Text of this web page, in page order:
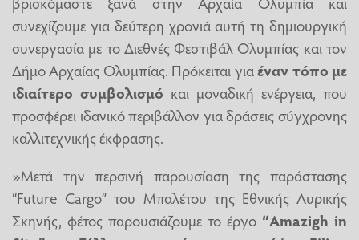
συνεχίζουμε για δεύτερη χρονιά αυτή τη δημιουργική
συνεργασία με το Διεθνές Φεστιβάλ Ολυμπίας και τον
Δήμο Αρχαίας Ολυμπίας. Πρόκειται γιαέναν τόπο με
ιδιαίτερο συμβολισμό και μοναδική ενέργεια, που
προσφέρει ιδανικό περιβάλλον για δράσεις σύγχρονης
καλλιτεχνικής έκφρασης.
»Μετά την περσινή παρουσίαση της παράστασης
“Future Cargo” του Μπαλέτου της Εθνικής Λυρικής
Σκηνής, φέτος παρουσιάζουμε το έργο “Amazigh in